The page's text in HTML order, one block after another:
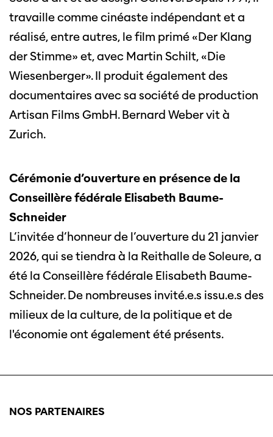
travaille comme cinéaste indépendant et a
réalisé, entre autres, le film primé «Der Klang
der Stimme» et, avec Martin Schilt, «Die
Wiesenberger». Il produit également des
documentaires avec sa société de production
Artisan Films GmbH. Bernard Weber vit à
Zurich.
Cérémonie d’ouverture en présence de la
Conseillère fédérale Elisabeth Baume-
Schneider
L’invitée d’honneur de l’ouverture du 21 janvier
2026, qui se tiendra à la Reithalle de Soleure, a
été la Conseillère fédérale Elisabeth Baume-
Schneider. De nombreuses invité.e.s issu.e.s des
milieux de la culture, de la politique et de
l'économie ont également été présents.
NOS PARTENAIRES